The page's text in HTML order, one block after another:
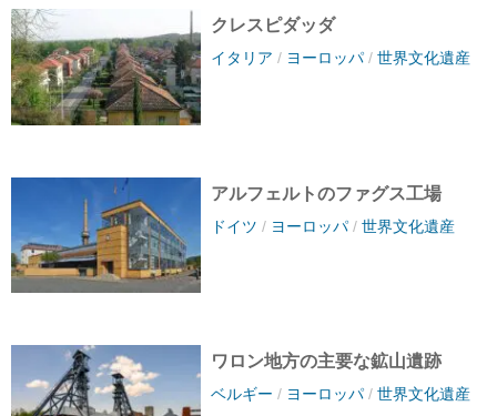
クレスピダッダ
イタリア / ヨーロッパ/ 世界文化遺産
アルフェルトのファグス工場
ドイツ / ヨーロッパ/ 世界文化遺産
ワロン地方の主要な鉱山遺跡
ベルギー / ヨーロッパ/ 世界文化遺産